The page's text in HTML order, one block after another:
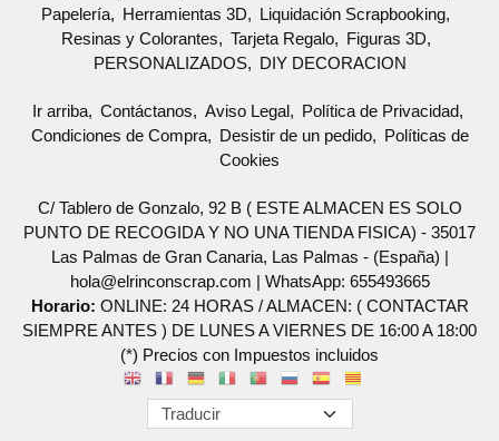
Papelería
Herramientas 3D
Liquidación Scrapbooking
Resinas y Colorantes
Tarjeta Regalo
Figuras 3D
PERSONALIZADOS
DIY DECORACION
Ir arriba Contáctanos Aviso Legal
Política de Privacidad
Condiciones de Compra
Desistir de un pedido
Políticas de
Cookies
C/ Tablero de Gonzalo, 92 B ( ESTE ALMACEN ES SOLO
PUNTO DE RECOGIDA Y NO UNA TIENDA FISICA) - 35017
Las Palmas de Gran Canaria, Las Palmas - (España) |
hola@elrinconscrap.com | WhatsApp: 655493665
Horario: ONLINE: 24 HORAS / ALMACEN: ( CONTACTAR
SIEMPRE ANTES ) DE LUNES A VIERNES DE 16:00 A 18:00
(*) Precios con Impuestos incluidos